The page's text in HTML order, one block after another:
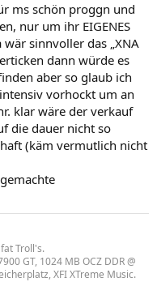
ms schön proggn und
nur um ihr EIGENES
sinnvoller das „XNA
dann würde es
aber so glaub ich
vorhockt um an
klar wäre der verkauf
die dauer nicht so
(käm vermutlich nicht
Troll's.
GT, 1024 MB OCZ DDR @
XFI XTreme Music.